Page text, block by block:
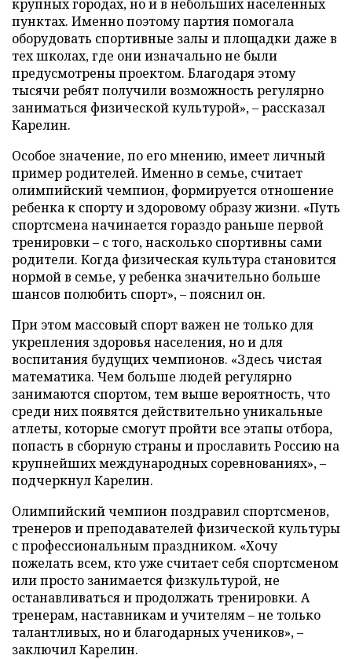
крупных городах, но и в небольших населенных
пунктах. Именно поэтому партия помогала
оборудовать спортивные залы и площадки даже в
тех школах, где они изначально не были
предусмотрены проектом. Благодаря этому
тысячи ребят получили возможность регулярно
заниматься физической культурой», – рассказал
Карелин.
Особое значение, по его мнению, имеет личный
пример родителей. Именно в семье, считает
олимпийский чемпион, формируется отношение
ребенка к спорту и здоровому образу жизни. «Путь
спортсмена начинается гораздо раньше первой
тренировки – с того, насколько спортивны сами
родители. Когда физическая культура становится
нормой в семье, у ребенка значительно больше
шансов полюбить спорт», – пояснил он.
При этом массовый спорт важен не только для
укрепления здоровья населения, но и для
воспитания будущих чемпионов. «Здесь чистая
математика. Чем больше людей регулярно
занимаются спортом, тем выше вероятность, что
среди них появятся действительно уникальные
атлеты, которые смогут пройти все этапы отбора,
попасть в сборную страны и прославить Россию на
крупнейших международных соревнованиях», –
подчеркнул Карелин.
Олимпийский чемпион поздравил спортсменов,
тренеров и преподавателей физической культуры
с профессиональным праздником. «Хочу
пожелать всем, кто уже считает себя спортсменом
или просто занимается физкультурой, не
останавливаться и продолжать тренировки. А
тренерам, наставникам и учителям – не только
талантливых, но и благодарных учеников», –
заключил Карелин.